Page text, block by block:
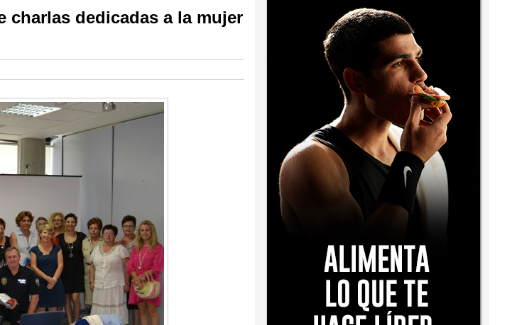
charlas dedicadas a la mujer